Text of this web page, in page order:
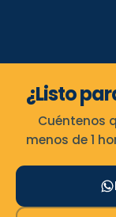
¿Listo
Cuéntenos
menos de 1